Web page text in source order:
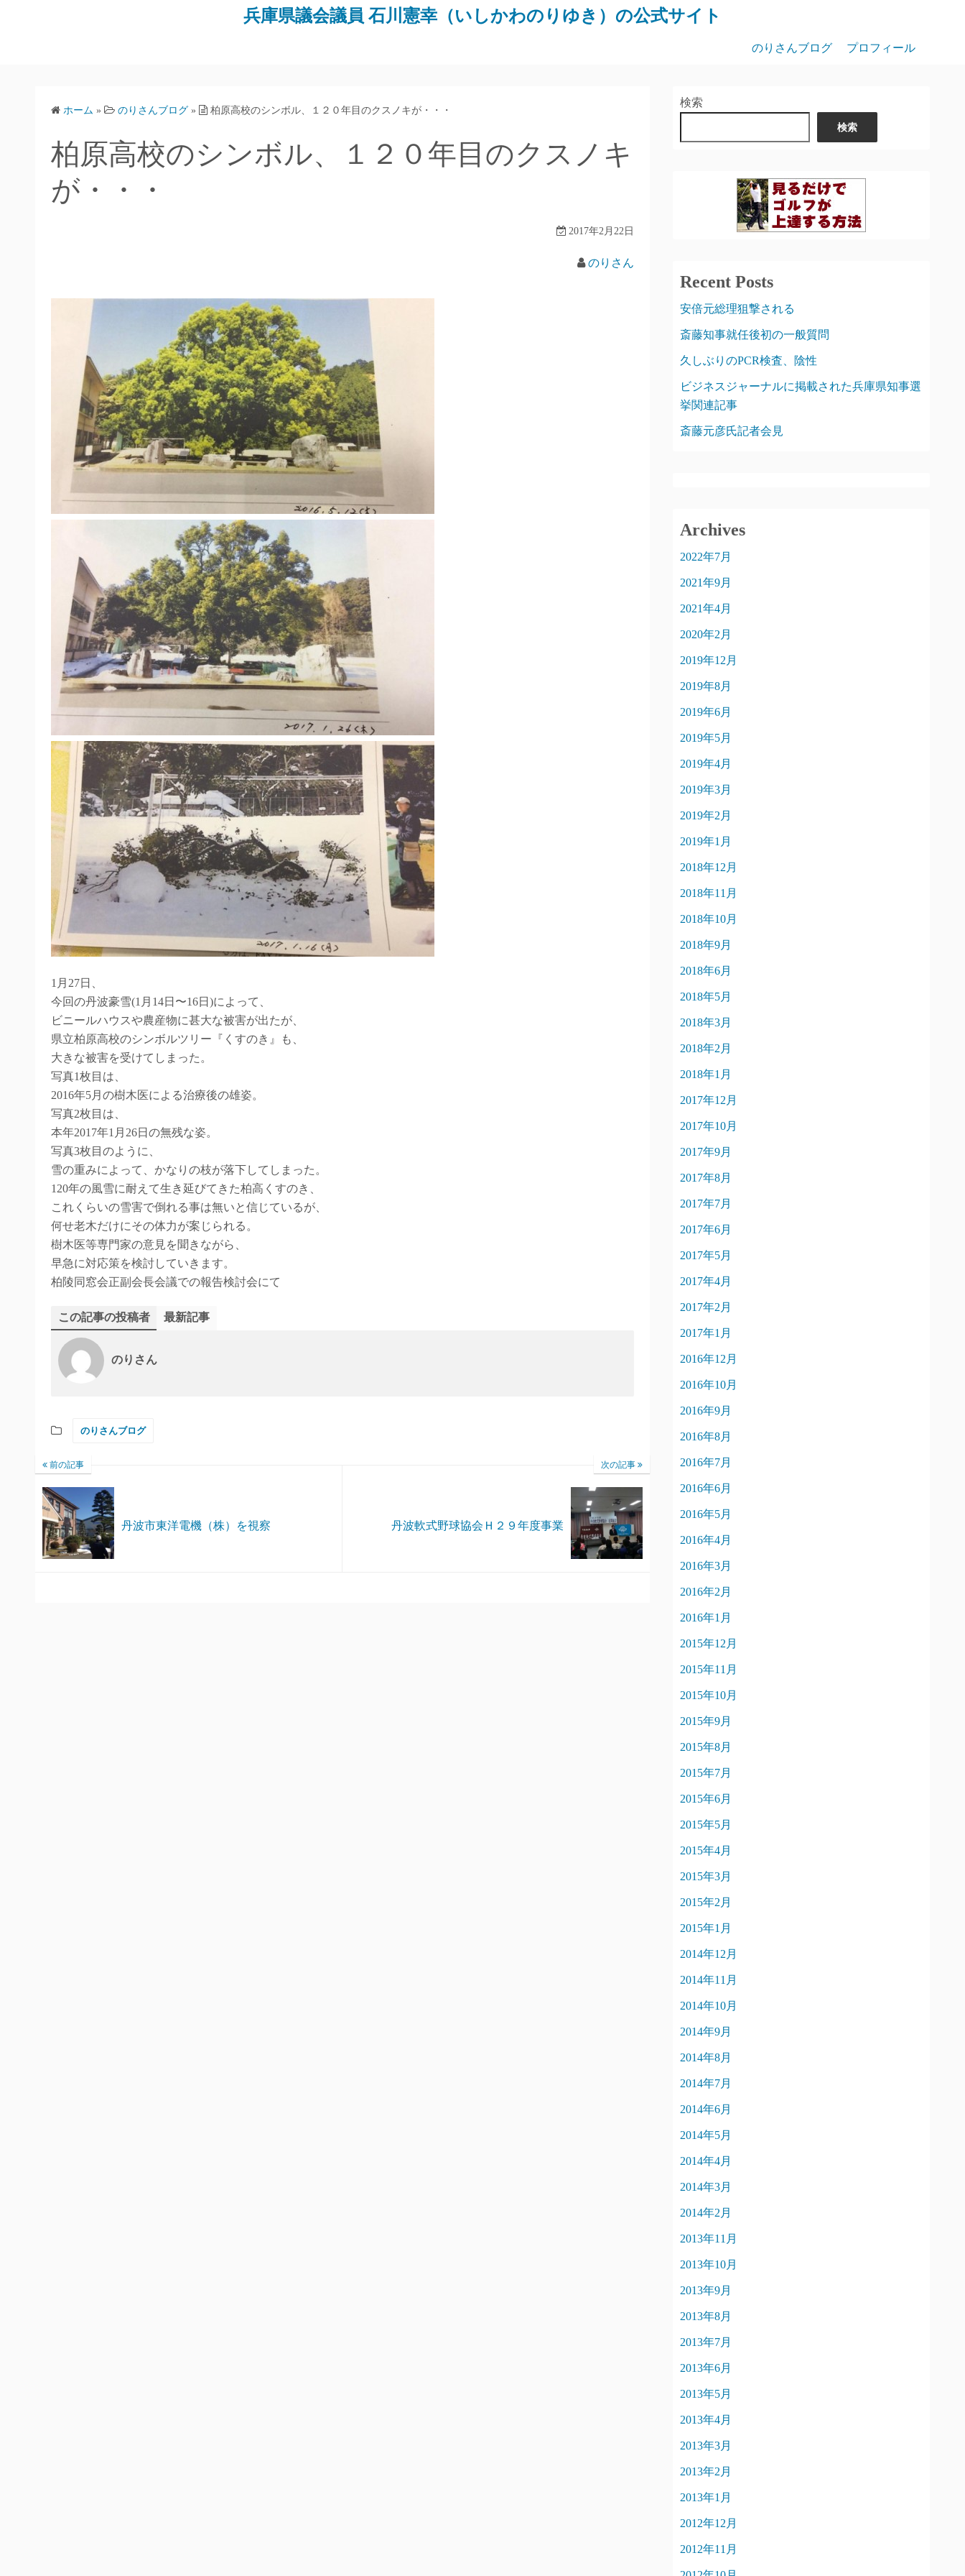
兵庫県議会議員 石川憲幸（いしかわのりゆき）の公式サイト
のりさんブログ プロフィール
ホーム » のりさんブログ » 柏原高校のシンボル、１２０年目のクスノキが・・・
柏原高校のシンボル、１２０年目のクスノキ
が・・・
2017年2月22日
のりさん
1月27日、
今回の丹波豪雪(1月14日〜16日)によって、
ビニールハウスや農産物に甚大な被害が出たが、
県立柏原高校のシンボルツリー『くすのき』も、
大きな被害を受けてしまった。
写真1枚目は、
2016年5月の樹木医による治療後の雄姿。
写真2枚目は、
本年2017年1月26日の無残な姿。
写真3枚目のように、
雪の重みによって、かなりの枝が落下してしまった。
120年の風雪に耐えて生き延びてきた柏高くすのき、
これくらいの雪害で倒れる事は無いと信じているが、
何せ老木だけにその体力が案じられる。
樹木医等専門家の意見を聞きながら、
早急に対応策を検討していきます。
柏陵同窓会正副会長会議での報告検討会にて
この記事の投稿者 最新記事
のりさん
のりさんブログ
前の記事
丹波市東洋電機（株）を視察
次の記事
丹波軟式野球協会Ｈ２９年度事業
検索
検索
Recent Posts
安倍元総理狙撃される
斎藤知事就任後初の一般質問
久しぶりのPCR検査、陰性
ビジネスジャーナルに掲載された兵庫県知事選
挙関連記事
斎藤元彦氏記者会見
Archives
2022年7月
2021年9月
2021年4月
2020年2月
2019年12月
2019年8月
2019年6月
2019年5月
2019年4月
2019年3月
2019年2月
2019年1月
2018年12月
2018年11月
2018年10月
2018年9月
2018年6月
2018年5月
2018年3月
2018年2月
2018年1月
2017年12月
2017年10月
2017年9月
2017年8月
2017年7月
2017年6月
2017年5月
2017年4月
2017年2月
2017年1月
2016年12月
2016年10月
2016年9月
2016年8月
2016年7月
2016年6月
2016年5月
2016年4月
2016年3月
2016年2月
2016年1月
2015年12月
2015年11月
2015年10月
2015年9月
2015年8月
2015年7月
2015年6月
2015年5月
2015年4月
2015年3月
2015年2月
2015年1月
2014年12月
2014年11月
2014年10月
2014年9月
2014年8月
2014年7月
2014年6月
2014年5月
2014年4月
2014年3月
2014年2月
2013年11月
2013年10月
2013年9月
2013年8月
2013年7月
2013年6月
2013年5月
2013年4月
2013年3月
2013年2月
2013年1月
2012年12月
2012年11月